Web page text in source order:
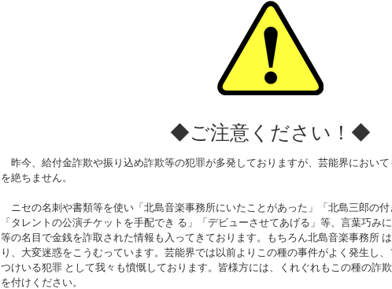
◆ご注意ください！◆
昨今、給付金詐欺や振り込め詐欺等の犯罪が多発しておりますが、芸能界におい
を絶ちません。
ニセの名刺や書類等を使い「北島音楽事務所にいたことがあった」「北島三郎の付
「タレントの公演チケットを手配でき る」「デビューさせてあげる」等、言葉巧み
等の名目で金銭を詐取された情報も入ってきております。もちろん北島音楽事務所
り、大変迷惑をこうむっています。芸能界では以前よりこの種の事件がよく発生し
つけいる犯罪 として我々も憤慨しております。皆様方には、くれぐれもこの種の詐
を付けください。